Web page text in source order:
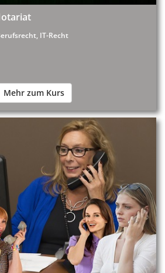
IT-Recht
Mehr zum Kurs